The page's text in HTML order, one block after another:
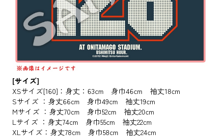
[サイズ]
XSサイズ[160]：身丈：63cm 身巾46cm 袖丈18cm
Sサイズ ：身丈66cm 身巾49cm 袖丈19cm
Mサイズ ：身丈70cm 身巾52cm 袖丈20cm
Lサイズ ：身丈74cm 身巾55cm 袖丈22cm
XLサイズ：身丈78cm 身巾58cm 袖丈24cm